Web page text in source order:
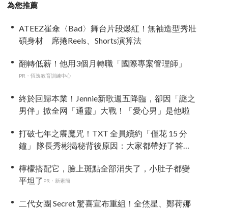
為您推薦
ATEEZ崔傘〈Bad〉舞台片段爆紅！無袖造型秀壯
碩身材 席捲Reels、Shorts演算法
翻轉低薪！他用3個月轉職「國際專案管理師」
PR・恆逸教育訓練中心
終於回歸本業！Jennie新歌週五降臨，卻因「謎之
男伴」掀全网「通靈」大戰！「愛心男」是他啦
打破七年之癢魔咒！TXT 全員續約「僅花 15 分
鐘」 隊長秀彬揭秘背後原因：大家都帶好了答
檸檬搭配它，臉上斑點全部消失了，小肚子都變
平坦了 PR・新素簡
二代女團 Secret 驚喜宣布重組！全烋星、鄭荷娜